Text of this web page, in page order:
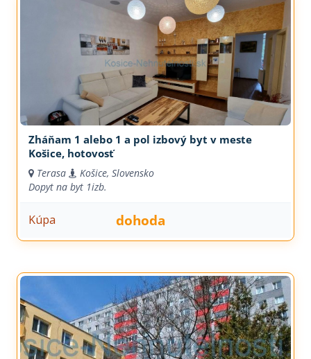
Zháňam 1 alebo 1 a pol izbový byt v meste
Košice, hotovosť
Terasa
Košice, Slovensko
Dopyt na byt 1izb.
Kúpa dohoda